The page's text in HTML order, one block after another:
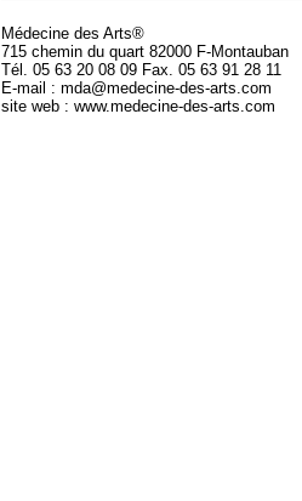
Médecine des Arts®
715 chemin du quart 82000 F-Montauban
Tél. 05 63 20 08 09 Fax. 05 63 91 28 11
E-mail : mda@medecine-des-arts.com
site web : www.medecine-des-arts.com